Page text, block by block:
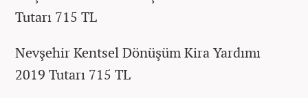
Tutarı 715 TL
Nevşehir Kentsel Dönüşüm Kira Yardımı
2019 Tutarı 715 TL